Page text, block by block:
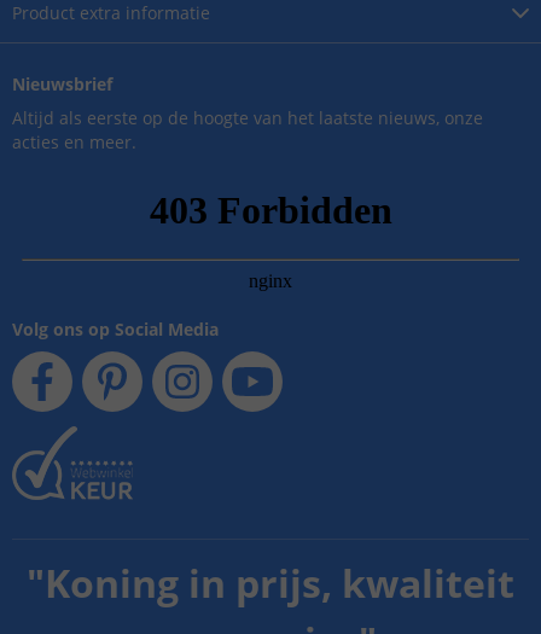
Product extra informatie
Nieuwsbrief
Altijd als eerste op de hoogte van het laatste nieuws, onze
acties en meer.
Volg ons op Social Media
"Koning in prijs, kwaliteit